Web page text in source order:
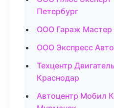
Петербург
ООО Гараж
ООО Экспресс
Техцентр
Краснодар
Автоцентр Мобил